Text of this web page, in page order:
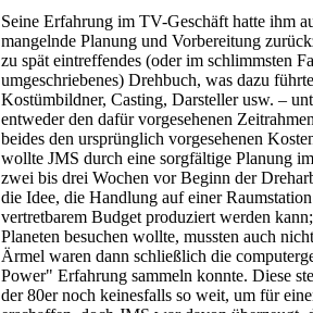
Seine Erfahrung im TV-Geschäft hatte ihm
mangelnde Planung und Vorbereitung
zu spät eintreffendes (oder im schlimmsten
umgeschriebenes) Drehbuch, was dazu
Kostümbildner, Casting, Darsteller usw. –
entweder den dafür vorgesehenen
beides den ursprünglich vorgesehenen
wollte JMS durch eine sorgfältige Planung
zwei bis drei Wochen vor Beginn der
die Idee, die Handlung auf einer
vertretbarem Budget produziert werden
Planeten besuchen wollte, mussten auch
Ärmel waren dann schließlich die
Power" Erfahrung sammeln konnte. Diese
der 80er noch keinesfalls so weit, um für